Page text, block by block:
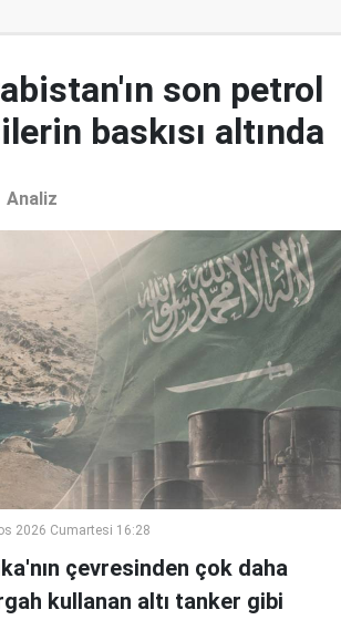
son petrol
baskısı altında
Analiz
2026 Cumartesi 16:28
çevresinden çok daha
kullanan altı tanker gibi